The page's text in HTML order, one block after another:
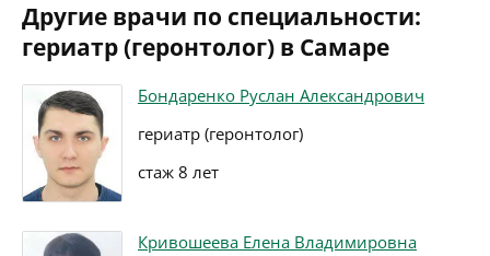
Другие врачи по специальности:
гериатр (геронтолог) в Самаре
Бондаренко Руслан Александрович
гериатр (геронтолог)
стаж 8 лет
Кривошеева Елена Владимировна